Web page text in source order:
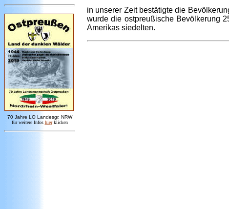
70 Jahre LO Landesgr. NRW
für weitere Infos hier klicken
in unserer Zeitbestätigte die
wurde die ostpreußische Bevölkerung
Amerikas siedelten.